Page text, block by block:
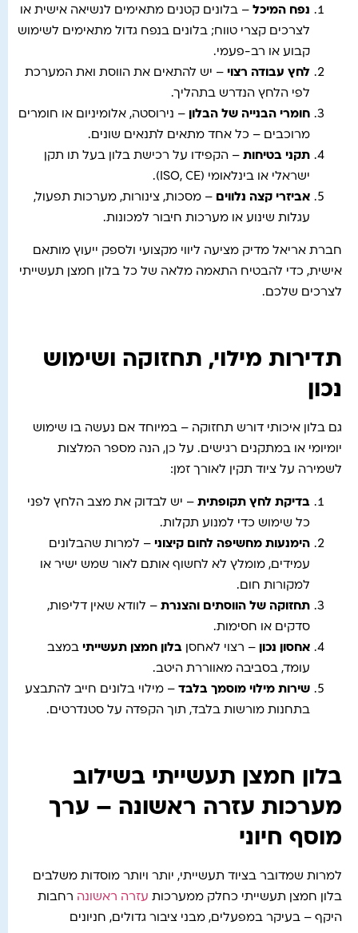
נפח המיכל – בלונים קטנים מתאימים לנשיאה אישית או
לצרכים קצרי טווח; בלונים בנפח גדול מתאימים לשימוש
קבוע או רב-פעמי.
לחץ עבודה רצוי – יש להתאים את הווסת ואת המערכת
לפי הלחץ הנדרש בתהליך.
חומרי הבנייה של הבלון – נירוסטה, אלומיניום או חומרים
מרוכבים – כל אחד מתאים לתנאים שונים.
תקני בטיחות – הקפידו על רכישת בלון בעל תו תקן
ישראלי או בינלאומי (ISO, CE).
אביזרי קצה נלווים – מסכות, צינורות, מערכות תפעול,
עגלות שינוע או מערכות חיבור למכונות.
חברת אריאל מדיק מציעה ליווי מקצועי ולספק ייעוץ מותאם
אישית, כדי להבטיח התאמה מלאה של כל בלון חמצן תעשייתי
לצרכים שלכם.
תדירות מילוי, תחזוקה ושימוש
נכון
גם בלון איכותי דורש תחזוקה – במיוחד אם נעשה בו שימוש
יומיומי או במתקנים רגישים. על כן, הנה מספר המלצות
לשמירה על ציוד תקין לאורך זמן:
בדיקת לחץ תקופתית – יש לבדוק את מצב הלחץ לפני
כל שימוש כדי למנוע תקלות.
הימנעות מחשיפה לחום קיצוני – למרות שהבלונים
עמידים, מומלץ לא לחשוף אותם לאור שמש ישיר או
למקורות חום.
תחזוקה של הווסתים והצנרת – לוודא שאין דליפות,
סדקים או חסימות.
אחסון נכון – רצוי לאחסן בלון חמצן תעשייתי במצב
עומד, בסביבה מאווררת היטב.
שירות מילוי מוסמך בלבד – מילוי בלונים חייב להתבצע
בתחנות מורשות בלבד, תוך הקפדה על סטנדרטים.
בלון חמצן תעשייתי בשילוב
מערכות עזרה ראשונה – ערך
מוסף חיוני
למרות שמדובר בציוד תעשייתי, יותר ויותר מוסדות משלבים
בלון חמצן תעשייתי כחלק ממערכות עזרה ראשונה רחבות
היקף – בעיקר במפעלים, מבני ציבור גדולים, חניונים